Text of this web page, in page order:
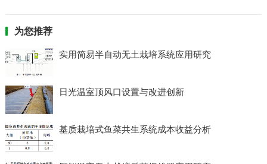
为您推荐
实用简易半自动无土栽培系统应用研究
日光温室顶风口设置与改进创新
基质栽培式鱼菜共生系统成本收益分析